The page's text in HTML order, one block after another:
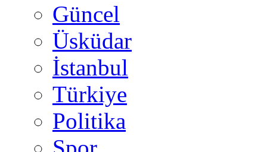
Güncel
Üsküdar
İstanbul
Türkiye
Politika